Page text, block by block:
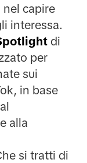
capire
interessa.
di
per
sui
in base
alla
si tratti di